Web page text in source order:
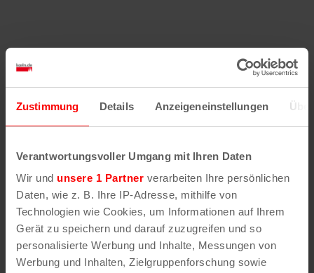
Zustimmung Details Anzeigeneinstellungen
Verantwortungsvoller Umgang mit Ihren Daten
Wir und unsere 1 Partner verarbeiten Ihre persönlichen
Daten, wie z. B. Ihre IP-Adresse, mithilfe von
Technologien wie Cookies, um Informationen auf Ihrem
Gerät zu speichern und darauf zuzugreifen und so
personalisierte Werbung und Inhalte, Messungen von
Werbung und Inhalten, Zielgruppenforschung sowie